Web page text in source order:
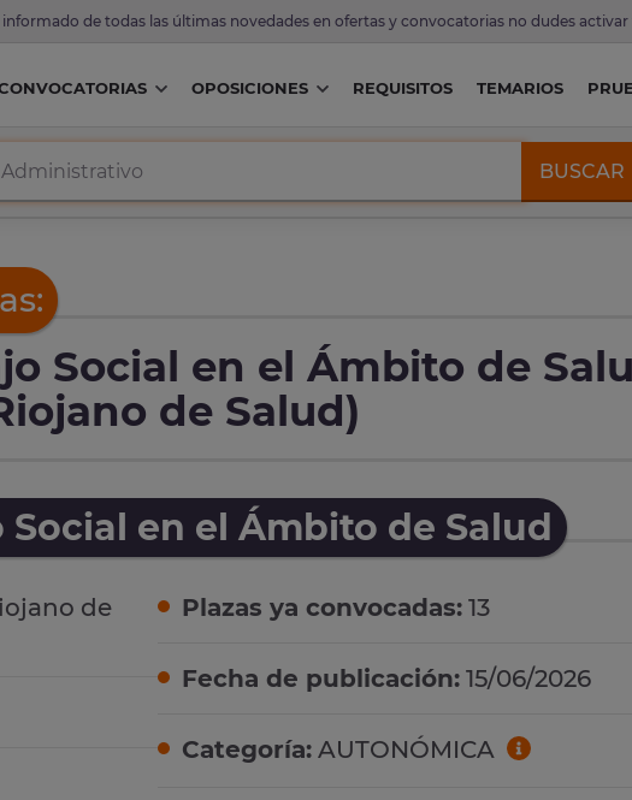
informado de todas las últimas novedades en ofertas y convocatorias no dudes activar
OPOSICIONES REQUISITOS TEMARIOS
BUSCAR
Social en el Ámbito de
de Salud)
en el Ámbito de Salud
de
Plazas ya convocadas: 13
Fecha de publicación: 15/06/2026
Categoría: AUTONÓMICA